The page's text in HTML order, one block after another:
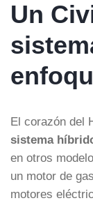
Un
El corazón del
sistema
en otros
un motor de
motores